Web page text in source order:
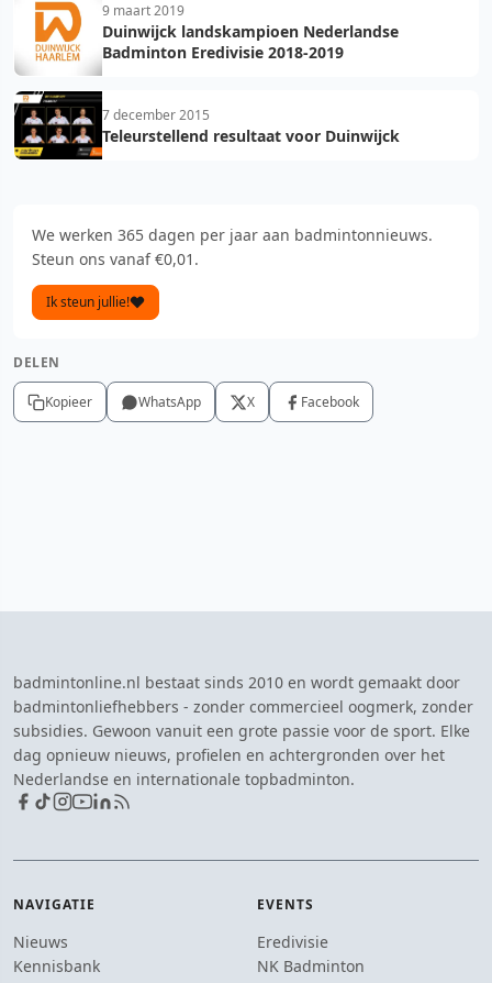
9 maart 2019
Duinwijck landskampioen Nederlandse
Badminton Eredivisie 2018-2019
7 december 2015
Teleurstellend resultaat voor Duinwijck
We werken 365 dagen per jaar aan badmintonnieuws.
Steun ons vanaf €0,01.
Ik steun jullie!
DELEN
Kopieer WhatsApp X Facebook
badmintonline.nl bestaat sinds 2010 en wordt gemaakt door
badmintonliefhebbers - zonder commercieel oogmerk, zonder
subsidies. Gewoon vanuit een grote passie voor de sport. Elke
dag opnieuw nieuws, profielen en achtergronden over het
Nederlandse en internationale topbadminton.
NAVIGATIE
Nieuws
Kennisbank
EVENTS
Eredivisie
NK Badminton